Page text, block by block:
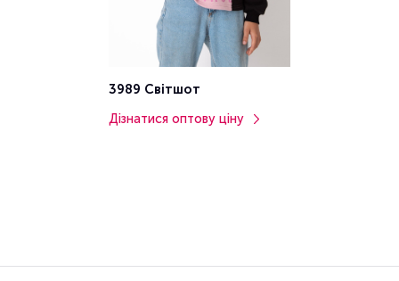
3989 Світшот
Дізнатися оптову ціну